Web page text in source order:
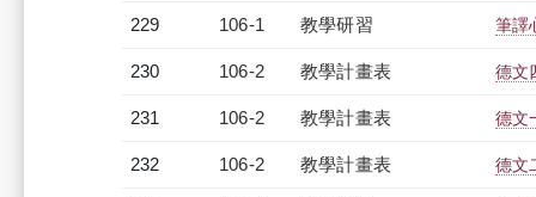
229 106-1 教學研習 筆譯
230 106-2 教學計畫表 德文
231 106-2 教學計畫表 德文
232 106-2 教學計畫表 德文